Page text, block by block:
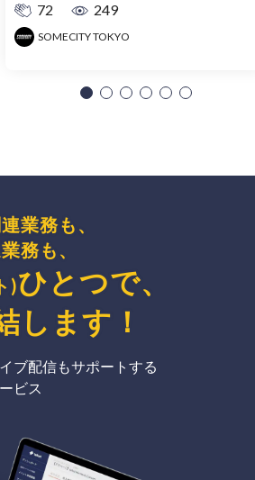
72
249
SOMECITY TOKYO
業務も、
務も、
)ひとつで、
します ！
ブ配信もサポートする
ビス